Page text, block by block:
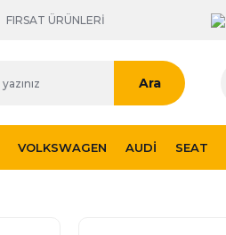
FIRSAT ÜRÜNLERİ
Ara
VOLKSWAGEN AUDI SEAT